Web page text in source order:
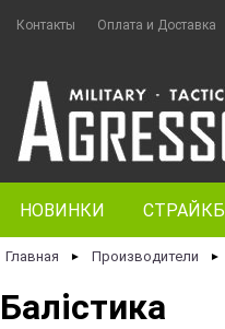
Контакты Оплата и Доставка
НОВИНКИ
Главная ► Производители ►
Балістика